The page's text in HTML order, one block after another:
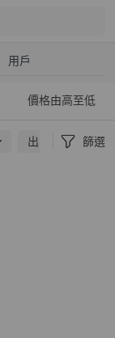
用戶
價格由高至低
出貨地點 篩選